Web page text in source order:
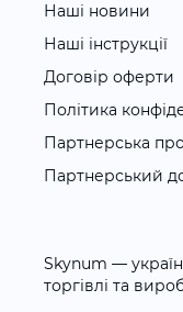
Наші новини
Наші інструкції
Договір оферти
Політика
Партнерська
Партнерський
Skynum —
торгівлі та